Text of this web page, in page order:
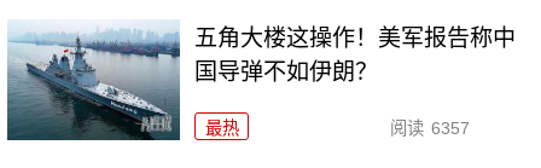
五角大楼这操作！美军报告称中
国导弹不如伊朗？
最热 阅读 6357